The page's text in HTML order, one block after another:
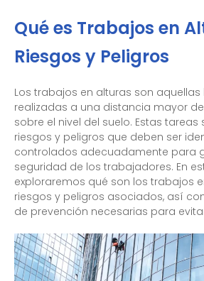
Qué es Trabajos en
Riesgos y Peligros
Los trabajos en alturas son aquellas
realizadas a una distancia mayor
sobre el nivel del suelo. Estas tareas
riesgos y peligros que deben ser
controlados adecuadamente para
seguridad de los trabajadores. En
exploraremos qué son los trabajos
riesgos y peligros asociados, así
de prevención necesarias para